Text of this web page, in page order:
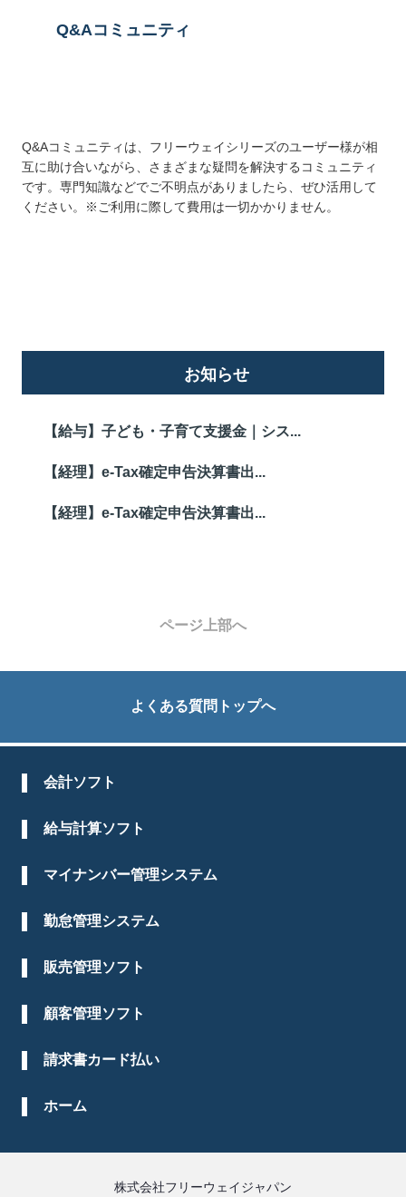
Q&Aコミュニティ
Q&Aコミュニティは、フリーウェイシリーズのユーザー様が相
互に助け合いながら、さまざまな疑問を解決するコミュニティ
です。専門知識などでご不明点がありましたら、ぜひ活用して
ください。※ご利用に際して費用は一切かかりません。
お知らせ
【給与】子ども・子育て支援金｜シス...
【経理】e-Tax確定申告決算書出...
【経理】e-Tax確定申告決算書出...
ページ上部へ
よくある質問トップへ
会計ソフト
給与計算ソフト
マイナンバー管理システム
勤怠管理システム
販売管理ソフト
顧客管理ソフト
請求書カード払い
ホーム
株式会社フリーウェイジャパン